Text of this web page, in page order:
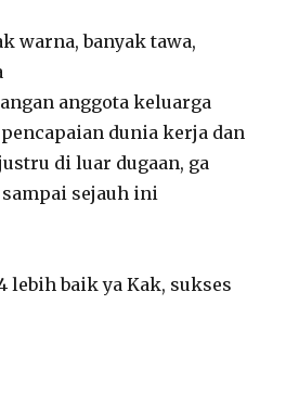
warna, banyak tawa,
anggota keluarga
dunia kerja dan
di luar dugaan, ga
sejauh ini
lebih baik ya Kak, sukses